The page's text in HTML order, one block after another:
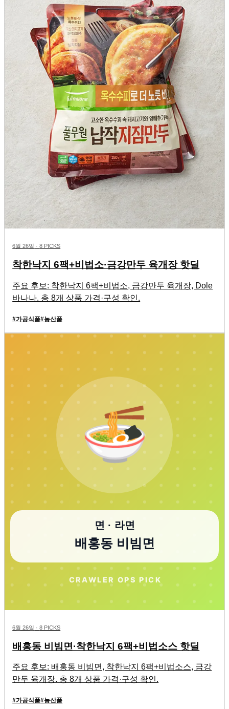
6월 26일 ·8 PICKS
착한낙지 6팩+비법소·금강만두 육개장 핫딜
주요 후보: 착한낙지 6팩+비법소, 금강만두 육개장, Dole
바나나. 총 8개 상품 가격·구성 확인.
#가공식품#농산품
6월 26일 ·8 PICKS
배홍동 비빔면·착한낙지 6팩+비법소스 핫딜
주요 후보: 배홍동 비빔면, 착한낙지 6팩+비법소스, 금강
만두 육개장. 총 8개 상품 가격·구성 확인.
#가공식품#농산품